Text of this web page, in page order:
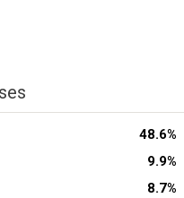
48.6%
9.9%
8.7%